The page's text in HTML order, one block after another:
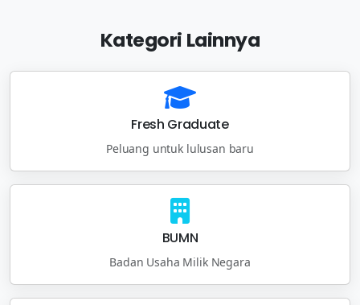
Kategori Lainnya
Fresh Graduate
Peluang untuk lulusan baru
BUMN
Badan Usaha Milik Negara